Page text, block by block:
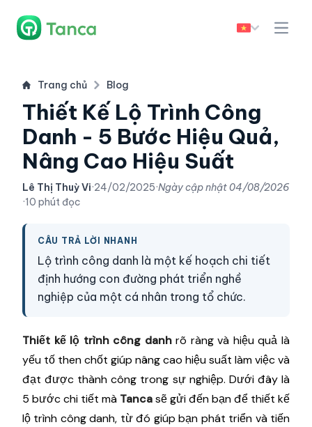
Trang chủ Blog
Thiết Kế Lộ Trình Công
Danh - 5 Bước Hiệu Quả,
Nâng Cao Hiệu Suất
Lê Thị Thuỳ Vi·24/02/2025·Ngày cập nhật04/08/2026
·10 phút đọc
CÂU TRẢ LỜI NHANH
Lộ trình công danh là một kế hoạch chi tiết
định hướng con đường phát triển nghề
nghiệp của một cá nhân trong tổ chức.
Thiết kế lộ trình công danhrõ ràng và hiệu quả là
yếu tố then chốt giúp nâng cao hiệu suất làm việc và
đạt được thành công trong sự nghiệp. Dưới đây là
5 bước chi tiết mà Tancasẽ gửi đến bạn để thiết kế
lộ trình công danh, từ đó giúp bạn phát triển và tiến